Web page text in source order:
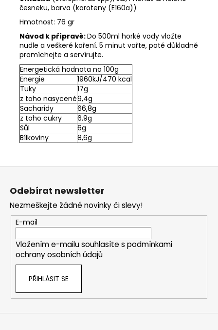
česneku, barva (karoteny (E160a))
Hmotnost: 76 gr
Návod k přípravě:Do 500ml horké vody vložte
nudle a veškeré koření. 5 minut vařte, poté důkladně
promíchejte a servírujte.
Energetická hodnota na 100g
Energie
1960kJ/470 kcal
Tuky
17g
z toho nasycené9,4g
Sacharidy
66,8g
z toho cukry
6,9g
Sůl
6g
Bílkoviny
8,6g
Z
Odebírat newsletter
Nezmeškejte žádné novinky či slevy!
E-mail
Vložením e-mailu souhlasíte s podmínkami
ochrany osobních údajů
PŘIHLÁSIT SE